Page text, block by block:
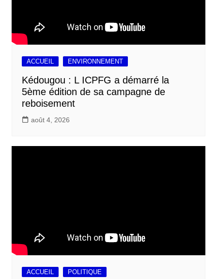
ACCUEIL ENVIRONNEMENT
Kédougou : L ICPFG a démarré la
5ème édition de sa campagne de
reboisement
août 4, 2026
ACCUEIL POLITIQUE